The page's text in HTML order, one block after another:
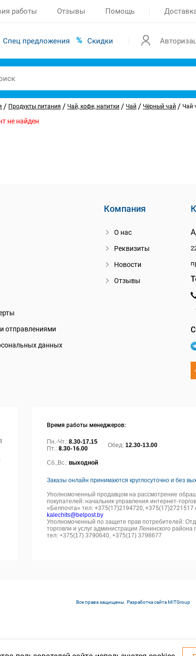
работы Отзывы Помощь
Спец предложения Скидки
/ Продукты питания / Чай, кофе, напитки / Чай / Чёрный чай / Чай
не найден
отправлениями
данных
Компания
О нас
Реквизиты
Новости
Отзывы
Время работы менеджеров:
Пн.-Чт.:8.30-17.15
Пт.:8.30-16.00 Обед:12.30-13.00
Сб.,Вс.:выходной
Заказы онлайн принимаются круглосуточно и без
Уполномоченный продавцом на рассмотрение
покупателей: начальник управления интернет-
«Белпочта» тел:+375(17)2194720, +375(17)2721517
kalechits@belpost.by
Уполномоченный по защите прав потребителей:
торговли и услуг администрации Ленинского района
тел: +375(17) 3790640, +375(17) 3798677
Все права защищены. Разработка сайтаMITGroup